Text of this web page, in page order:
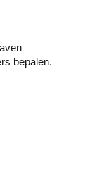
bepalen.